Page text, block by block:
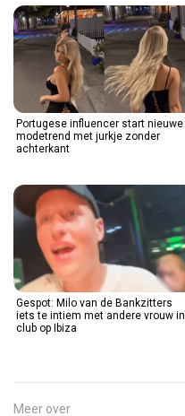
Portugese influencer start nieuwe
modetrend met jurkje zonder
achterkant
Gespot: Milo van de Bankzitters
iets te intiem met andere vrouw in
club op Ibiza
Meer over